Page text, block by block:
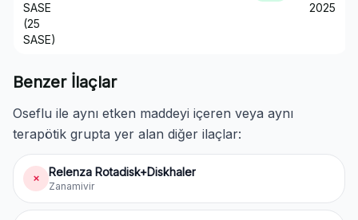
SASE
(25
SASE)
2025
Benzer İlaçlar
Oseflu ile aynı etken maddeyi içeren veya aynı
terapötik grupta yer alan diğer ilaçlar:
✗ Relenza Rotadisk+Diskhaler
Zanamivir